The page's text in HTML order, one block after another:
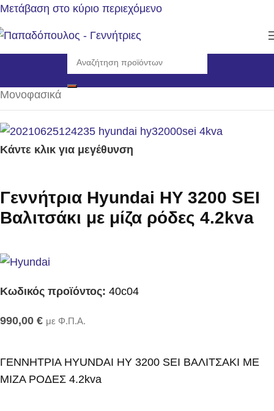
Μετάβαση στο κύριο περιεχόμενο
Αρχική σελίδα/Γεννήτριες/Η/Ζ βενζίνης 3000rpm
Μονοφασικά
Κάντε κλικ για μεγέθυνση
Γεννήτρια Hyundai HY 3200 SEI
Βαλιτσάκι με μίζα ρόδες 4.2kva
Κωδικός προϊόντος: 40c04
990,00 € με Φ.Π.Α.
ΓΕΝNHTΡΙΑ HYUNDAI HY 3200 SEI ΒΑΛΙΤΣΑΚΙ ΜΕ
ΜΙΖΑ ΡΟΔΕΣ 4.2kva